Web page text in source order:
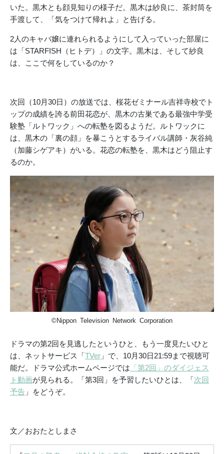
いた。黒木とも顔見知りの様子だ。黒木は紗良に、茶封筒を
手渡して、「気をつけて帰れよ」
と告げる。
2人のキャバ嬢に連れられるようにして入っていった部屋に
は「STARFISH（ヒトデ）」の文字。黒木は、そして紗良
は、ここで何をしているのか？
次回（10月30日）の放送では、桜花ゼミナール吉祥寺校でト
ップの成績を誇る前田花恋が、黒木の古巣である最強中学受
験塾「ルトワック」への転塾を図るようだ。ルトワックに
は、黒木の「裏の顔」を暴こうとするライバル講師・灰谷純
（加藤シゲアキ）がいる。花恋の転塾を、黒木はどう阻止す
るのか。
©Nippon Television Network Corporation
ドラマの第2回を見逃したというひと、もう一度見たいひと
は、ネットサービス「TVer 」 で、10月30日21:59まで視聴可
能だ。ドラマ公式ホームページでは 「第2回」のダイジェス
ト動画が見られる。「第3回」を予習したいひとは、「次回
予告 」をどうぞ。
文／おおたとしまさ